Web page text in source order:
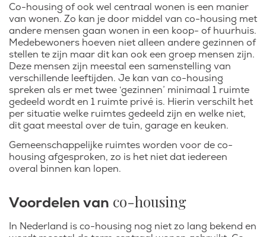
Co-housing of ook wel centraal wonen is een manier
van wonen. Zo kan je door middel van co-housing met
andere mensen gaan wonen in een koop- of huurhuis.
Medebewoners hoeven niet alleen andere gezinnen of
stellen te zijn maar dit kan ook een groep mensen zijn.
Deze mensen zijn meestal een samenstelling van
verschillende leeftijden. Je kan van co-housing
spreken als er met twee ‘gezinnen’ minimaal 1 ruimte
gedeeld wordt en 1 ruimte privé is. Hierin verschilt het
per situatie welke ruimtes gedeeld zijn en welke niet,
dit gaat meestal over de tuin, garage en keuken.
Gemeenschappelijke ruimtes worden voor de co-
housing afgesproken, zo is het niet dat iedereen
overal binnen kan lopen.
Voordelen van co-housing
In Nederland is co-housing nog niet zo lang bekend en